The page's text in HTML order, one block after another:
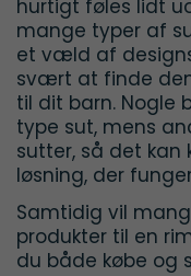
hurtigt føles lidt
mange typer af
et væld af
svært at finde
til dit barn. Nogle
type sut, mens
sutter, så det
løsning, der
Samtidig vil
produkter til en
du både købe og